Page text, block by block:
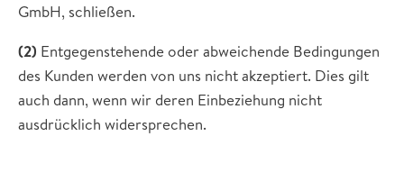
GmbH, schließen.
(2) Entgegenstehende oder abweichende Bedingungen
des Kunden werden von uns nicht akzeptiert. Dies gilt
auch dann, wenn wir deren Einbeziehung nicht
ausdrücklich widersprechen.